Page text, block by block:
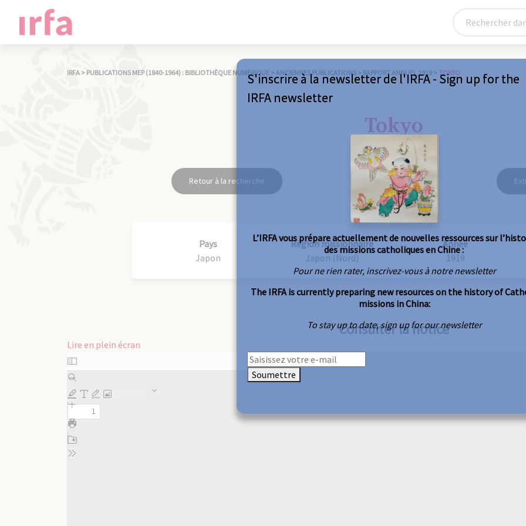
IRFA > PUBLICATIONS MEP (1840-1964) : BIBLIOTHÈQUE NUMÉRIQUE > ANCIENNES PUBLICATIONS > RAPPORT ANNUEL 1919 > TOKYO
Tokyo
Retour à la recherche
Pays
Japon
Région missionnaire
Japon (Nord)
Année
1919
Consulter la notice
Lire en plein écran
Aller
au
contenu
PDF
S'inscrire à la newsletter de l'IRFA - Sign up for the
IRFA newsletter
L’IRFA vous prépare actuellement de nouvelles ressources sur
des missions catholiques en Chine :
Pour ne rien rater, inscrivez-vous à notre newsletter
The IRFA is currently preparing new resources on the history of
missions in China:
To stay up to date, sign up for our newsletter
Soumettre